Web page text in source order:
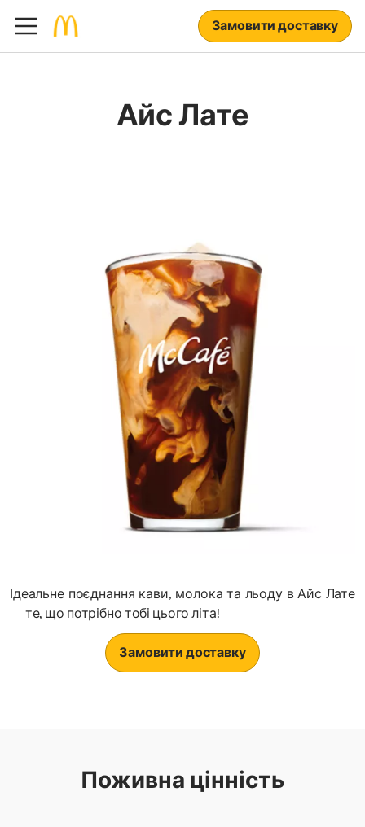
Замовити доставку
Айс Лате
Ідеальне поєднання кави, молока та льоду в Айс Лате
— те, що потрібно тобі цього літа!
Замовити доставку
Поживна цінність